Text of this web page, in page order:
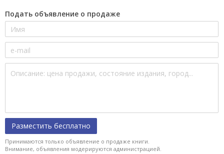
Подать объявление о продаже
Разместить бесплатно
Принимаются только объявление о продаже книги.
Внимание, объявления модерируются администрацией.